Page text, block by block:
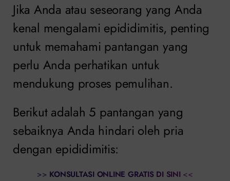
Jika Anda atau seseorang yang Anda
kenal mengalami epididimitis, penting
untuk memahami pantangan yang
perlu Anda perhatikan untuk
mendukung proses pemulihan.
Berikut adalah 5 pantangan yang
sebaiknya Anda hindari oleh pria
dengan epididimitis:
>> KONSULTASI ONLINE GRATIS DI SINI <<